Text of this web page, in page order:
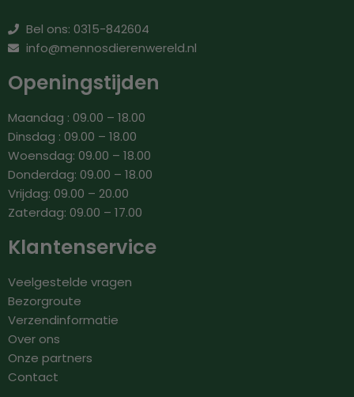
Bel ons: 0315-842604
info@mennosdierenwereld.nl
Openingstijden
Maandag : 09.00 – 18.00
Dinsdag : 09.00 – 18.00
Woensdag: 09.00 – 18.00
Donderdag: 09.00 – 18.00
Vrijdag: 09.00 – 20.00
Zaterdag: 09.00 – 17.00
Klantenservice
Veelgestelde vragen
Bezorgroute
Verzendinformatie
Over ons
Onze partners
Contact